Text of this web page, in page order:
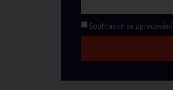
Souhlasím se zpracování